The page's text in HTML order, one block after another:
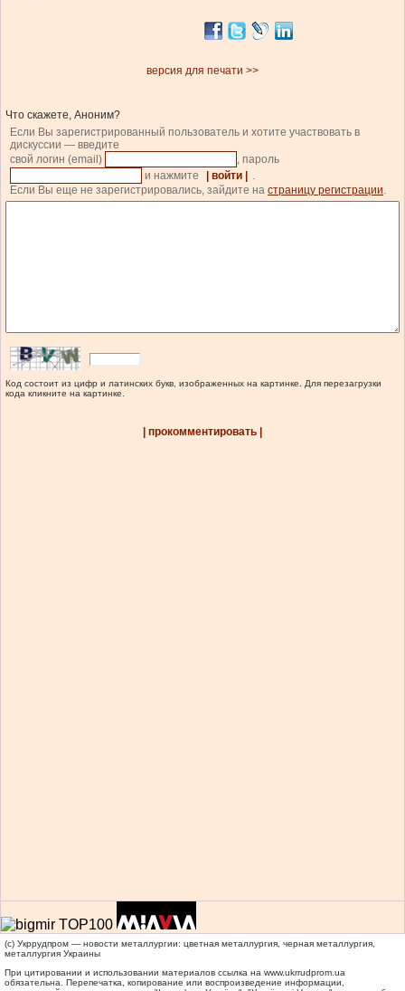
версия для печати >>
Что скажете, Аноним?
Если Вы зарегистрированный пользователь и хотите участвовать в
дискуссии — введите
свой логин (email)
, пароль
и нажмите
| войти |
.
Если Вы еще не зарегистрировались, зайдите на страницу регистрации.
Код состоит из цифр и латинских букв, изображенных на картинке. Для перезагрузки
кода кликните на картинке.
| прокомментировать |
(c) Укррудпром — новости металлургии: цветная металлургия, черная металлургия,
металлургия Украины
При цитировании и использовании материалов ссылка на www.ukrrudprom.ua
обязательна. Перепечатка, копирование или воспроизведение информации,